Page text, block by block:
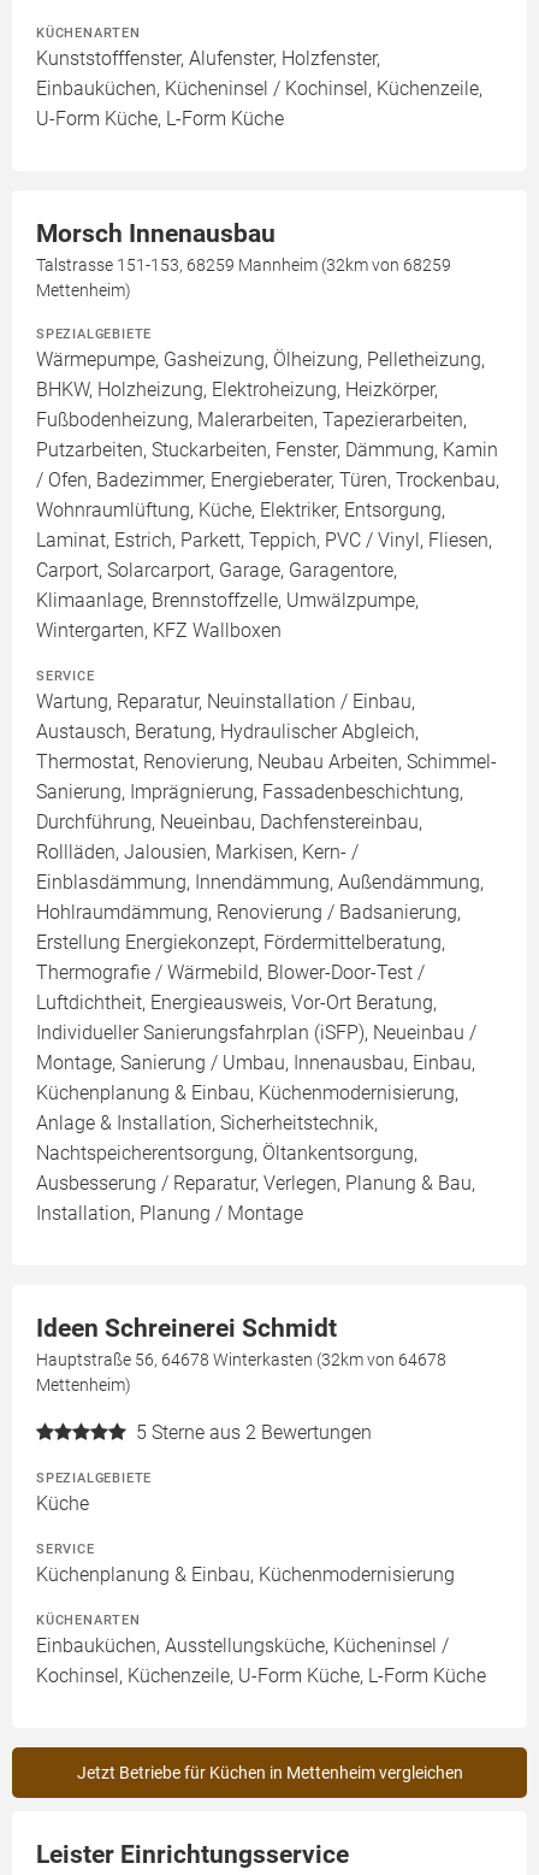
KÜCHENARTEN
Kunststofffenster, Alufenster, Holzfenster,
Einbauküchen, Kücheninsel / Kochinsel, Küchenzeile,
U-Form Küche, L-Form Küche
Morsch Innenausbau
Talstrasse 151-153, 68259 Mannheim (32km von 68259
Mettenheim)
SPEZIALGEBIETE
Wärmepumpe, Gasheizung, Ölheizung, Pelletheizung,
BHKW, Holzheizung, Elektroheizung, Heizkörper,
Fußbodenheizung, Malerarbeiten, Tapezierarbeiten,
Putzarbeiten, Stuckarbeiten, Fenster, Dämmung, Kamin
/ Ofen, Badezimmer, Energieberater, Türen, Trockenbau,
Wohnraumlüftung, Küche, Elektriker, Entsorgung,
Laminat, Estrich, Parkett, Teppich, PVC / Vinyl, Fliesen,
Carport, Solarcarport, Garage, Garagentore,
Klimaanlage, Brennstoffzelle, Umwälzpumpe,
Wintergarten, KFZ Wallboxen
SERVICE
Wartung, Reparatur, Neuinstallation / Einbau,
Austausch, Beratung, Hydraulischer Abgleich,
Thermostat, Renovierung, Neubau Arbeiten, Schimmel-
Sanierung, Imprägnierung, Fassadenbeschichtung,
Durchführung, Neueinbau, Dachfenstereinbau,
Rollläden, Jalousien, Markisen, Kern- /
Einblasdämmung, Innendämmung, Außendämmung,
Hohlraumdämmung, Renovierung / Badsanierung,
Erstellung Energiekonzept, Fördermittelberatung,
Thermografie / Wärmebild, Blower-Door-Test /
Luftdichtheit, Energieausweis, Vor-Ort Beratung,
Individueller Sanierungsfahrplan (iSFP), Neueinbau /
Montage, Sanierung / Umbau, Innenausbau, Einbau,
Küchenplanung & Einbau, Küchenmodernisierung,
Anlage & Installation, Sicherheitstechnik,
Nachtspeicherentsorgung, Öltankentsorgung,
Ausbesserung / Reparatur, Verlegen, Planung & Bau,
Installation, Planung / Montage
Ideen Schreinerei Schmidt
Hauptstraße 56, 64678 Winterkasten (32km von 64678
Mettenheim)
5 Sterne aus 2 Bewertungen
SPEZIALGEBIETE
Küche
SERVICE
Küchenplanung & Einbau, Küchenmodernisierung
KÜCHENARTEN
Einbauküchen, Ausstellungsküche, Kücheninsel /
Kochinsel, Küchenzeile, U-Form Küche, L-Form Küche
Jetzt Betriebe für Küchen in Mettenheim vergleichen
Leister Einrichtungsservice